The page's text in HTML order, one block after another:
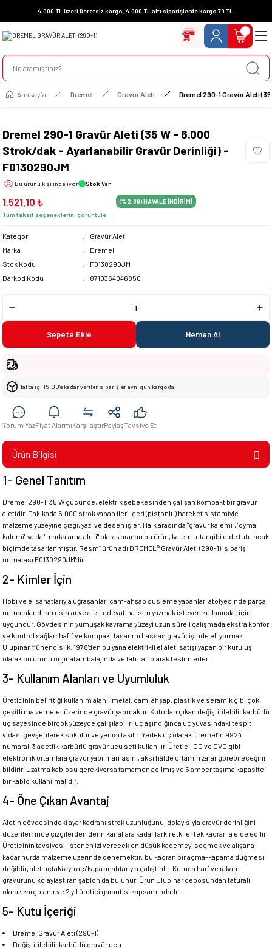
4.000 TL üzeri ücretsiz kargo, 4.000 TL altı siparişlerde kargo 70 TL.
Anasayfa Dremel Gravür Aleti Dremel 290-1 Gravür Aleti
Dremel 290-1 Gravür Aleti (35 W - 6.000
Strok/dak - Ayarlanabilir Gravür Derinliği) -
F0130290JM
Bu ürünü kişi inceliyor Stok Var
1.521,10 ₺
Tüm taksit seçeneklerini görüntüle
(%2,00)HAVALE İNDİRİMİ
Kategori
Gravür Aleti
Marka
Dremel
Stok Kodu
F0130290JM
Barkod Kodu
8710364046850
Sepete Ekle Hemen Al
Hafta içi 15:00’e kadar verilen siparişler aynı gün kargoda.
Yorum YazFiyat AlarmıKarşılaştırPaylaşTavsiye Et
Ürün Bilgisi
1- Genel Tanıtım
Dremel 290-1, 35 W gücünde, elektrik şebekesinden çalışan kompakt bir gravür
aletidir. Dakikada 6.000 strok yapan ileri-geri (pistonlu) hareket sistemiyle
malzeme yüzeyine çizgi, yazı ve desen işler. Halk arasında "gravür kalemi", "oyma
kalemi" ya da "markalama aleti" olarak aranan bu ürün, kalem tutar gibi elde tutulacak
biçimde tasarlanmıştır. Resmî ürün adı DREMEL® Gravür Aleti (290-1), sipariş
numarası F0130290JM'dir.
2- Kimler İçin
Hobi ve el sanatlarıyla uğraşanlar, cam-ahşap süsleme yapanlar, atölyesinde parça
numaralandıran ustalar ve alet-edevatına isim yazmak isteyen kullanıcılar için
uygundur. Gövdesinin yumuşak kavrama yüzeyi uzun süreli çalışmada ekstra konfor
ve kontrol sağlar; hafif ve kompakt tasarımı hassas gravür işinde eli yormaz.
Ulupınar Mühendislik, 1978'den bu yana elektrikli el aleti satışı yapan bir kuruluş
olarak bu ürünü orijinal ambalajında ve faturalı olarak teslim eder.
3- Kullanım Alanları ve Uyumluluk
Üreticinin belirttiği kullanım alanı; metal, cam, ahşap, plastik ve seramik gibi çok
çeşitli malzemeler üzerinde gravür yapmaktır. Kutudan çıkan değiştirilebilir karbürlü
uç sayesinde birçok yüzeyde çalışılabilir; uç aşındığında uç yuvasındaki tespit
vidası gevşetilerek sökülür ve yenisi takılır. Yedek uç olarak Dremel'in 9924
numaralı 3 adetlik karbürlü gravür ucu seti kullanılır. Üretici, CD ve DVD gibi
elektronik ortamlara gravür yapılmamasını, aksi hâlde ortamın zarar görebileceğini
bildirir. Uzatma kablosu gerekiyorsa tamamen açılmış ve 5 amper taşıma kapasiteli
bir kablo kullanılmalıdır.
4- Öne Çıkan Avantaj
Aletin gövdesindeki ayar kadranı strok uzunluğunu, dolayısıyla gravür derinliğini
düzenler: ince çizgilerden derin kanallara kadar farklı etkiler tek kadranla elde edilir.
Üreticinin tavsiyesi, istenen izi verecek en düşük kademeyi seçmek ve alışana
kadar hurda malzeme üzerinde denemektir; bu kadran bir açma-kapama düğmesi
değildir, alet uçtaki ayrı aç/kapa anahtarıyla çalıştırılır. Kutuda harf ve rakam
gravürünü kolaylaştıran şablon da bulunur. Ürün Ulupınar deposundan faturalı
olarak kargolanır ve 2 yıl üretici garantisi kapsamındadır.
5- Kutu İçeriği
Dremel Gravür Aleti (290-1)
Değiştirilebilir karbürlü gravür ucu